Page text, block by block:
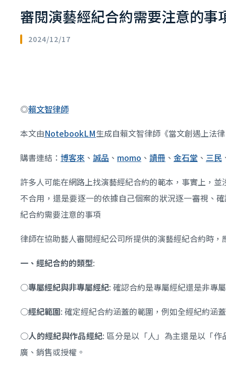
審閱演藝經紀合約需要注意的事
2024/12/17
◎賴文智律師
本文由NotebookLM生成自賴文智律師《當文創遇上法
購書連結： 博客來 、 誠品 、 momo 、 讀冊 、 金石堂 、 三民
許多人可能在網路上找演藝經紀合約的範本，事實上，
不合用，還是要逐一的依據自己個案的狀況逐一審視、
紀合約需要注意的事項
律師在協助藝人審閱經紀公司所提供的演藝經紀合約時
一、經紀合約的類型:
○專屬經紀與非專屬經紀: 確認合約是專屬經紀還是非專
○經紀範圍: 確定經紀合約涵蓋的範圍，例如全經紀約涵
○人的經紀與作品經紀: 區分是以「人」為主還是以「
廣、銷售或授權。